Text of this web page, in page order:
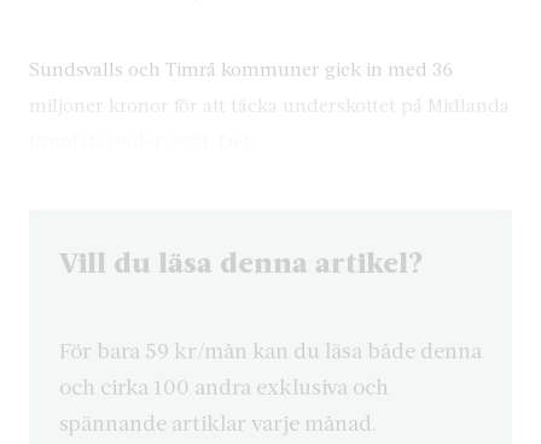
Sundsvalls och Timrå kommuner gick in med 36
miljoner kronor för att täcka underskottet på Midlanda
Vill du läsa denna artikel?
För bara 59 kr/mån kan du läsa både denna
och cirka 100 andra exklusiva och
spännande artiklar varje månad.